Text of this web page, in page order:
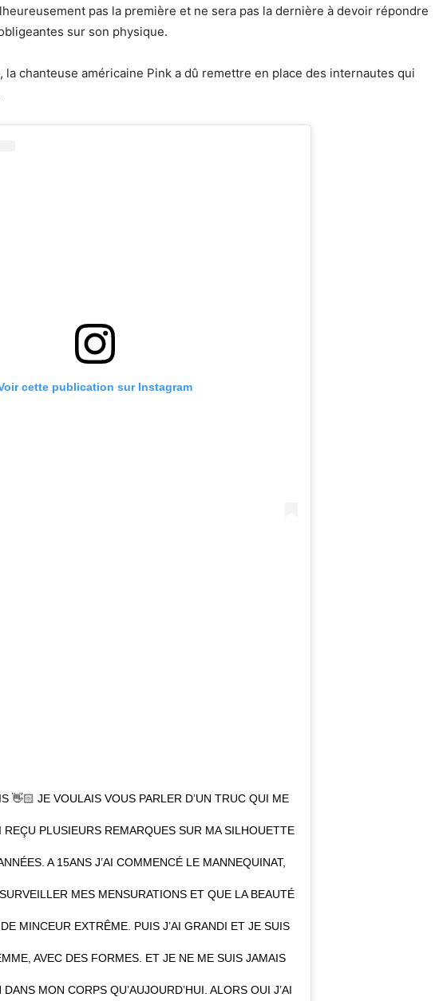
pas la première et ne sera pas la dernière à devoir répondre
sur son physique.
la chanteuse américaine Pink a dû remettre en place des internautes qui
cette publication sur Instagram
👋🏻 JE VOULAIS VOUS PARLER D’UN TRUC QUI ME
PLUSIEURS REMARQUES SUR MA SILHOUETTE
A 15ANS J’AI COMMENCÉ LE MANNEQUINAT,
MES MENSURATIONS ET QUE LA BEAUTÉ
MINCEUR EXTRÊME. PUIS J’AI GRANDI ET JE SUIS
AVEC DES FORMES. ET JE NE ME SUIS JAMAIS
MON CORPS QU’AUJOURD’HUI. ALORS OUI J’AI